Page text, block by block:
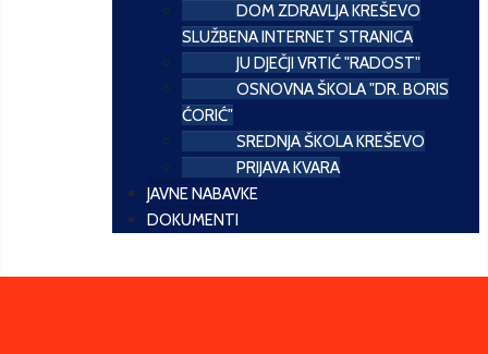
DOM ZDRAVLJA KREŠEVO
SLUŽBENA INTERNET STRANICA
JU DJEČJI VRTIĆ "RADOST"
OSNOVNA ŠKOLA "DR. BORIS
ĆORIĆ"
SREDNJA ŠKOLA KREŠEVO
PRIJAVA KVARA
JAVNE NABAVKE
DOKUMENTI